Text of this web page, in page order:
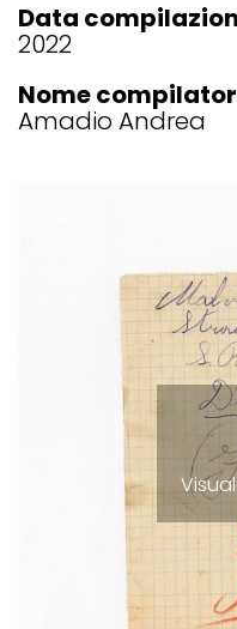
Data
2022
Nome
Amadio Andrea